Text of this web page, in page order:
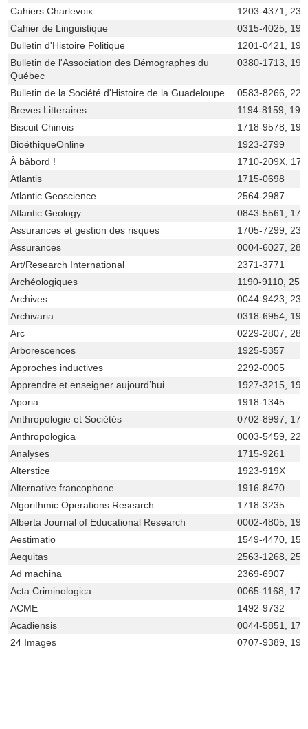
Cahiers Charlevoix
1203-4371,
Cahier de Linguistique
0315-4025,
Bulletin d'Histoire Politique
1201-0421,
Bulletin de l'Association des Démographes du
Québec
0380-1713,
Bulletin de la Société d'Histoire de la Guadeloupe
0583-8266,
Breves Litteraires
1194-8159,
Biscuit Chinois
1718-9578,
BioéthiqueOnline
1923-2799
À bâbord !
1710-209X,
Atlantis
1715-0698
Atlantic Geoscience
2564-2987
Atlantic Geology
0843-5561,
Assurances et gestion des risques
1705-7299,
Assurances
0004-6027,
Art/Research International
2371-3771
Archéologiques
1190-9110,
Archives
0044-9423,
Archivaria
0318-6954,
Arc
0229-2807,
Arborescences
1925-5357
Approches inductives
2292-0005
Apprendre et enseigner aujourd’hui
1927-3215,
Aporia
1918-1345
Anthropologie et Sociétés
0702-8997,
Anthropologica
0003-5459,
Analyses
1715-9261
Alterstice
1923-919X
Alternative francophone
1916-8470
Algorithmic Operations Research
1718-3235
Alberta Journal of Educational Research
0002-4805,
Aestimatio
1549-4470,
Aequitas
2563-1268,
Ad machina
2369-6907
Acta Criminologica
0065-1168,
ACME
1492-9732
Acadiensis
0044-5851,
24 Images
0707-9389,